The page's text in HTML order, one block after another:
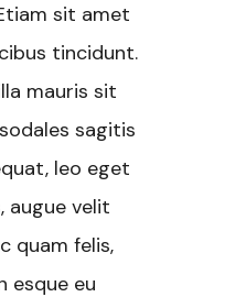
sit amet
tincidunt.
mauris sit
sagitis
leo eget
augue velit
quam felis,
esque eu